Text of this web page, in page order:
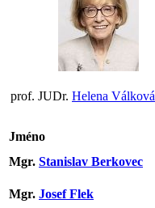
prof. JUDr. Helena Válková
Jméno
Mgr. Stanislav Berkovec
Mgr. Josef Flek